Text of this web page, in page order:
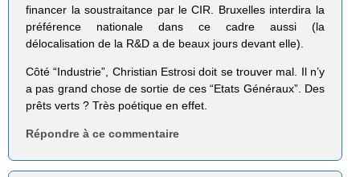
financer la soustraitance par le CIR. Bruxelles interdira la
préférence nationale dans ce cadre aussi (la
délocalisation de la R&D a de beaux jours devant elle).
Côté “Industrie”, Christian Estrosi doit se trouver mal. Il n’y
a pas grand chose de sortie de ces “Etats Généraux”. Des
prêts verts ? Très poétique en effet.
Répondre à ce commentaire